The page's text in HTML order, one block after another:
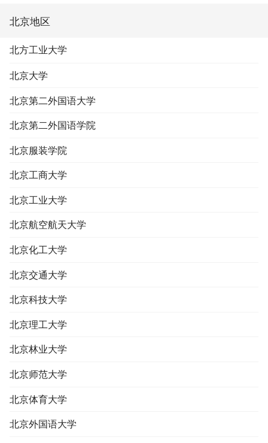
北京地区
北方工业大学
北京大学
北京第二外国语大学
北京第二外国语学院
北京服装学院
北京工商大学
北京工业大学
北京航空航天大学
北京化工大学
北京交通大学
北京科技大学
北京理工大学
北京林业大学
北京师范大学
北京体育大学
北京外国语大学